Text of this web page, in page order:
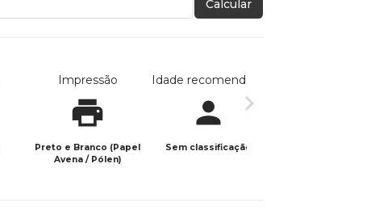
Calcular
Impressão
Preto e Branco (Papel
Avena / Pólen)
Idade recomendada
Sem classificação